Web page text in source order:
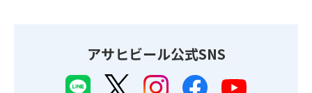
アサヒビール公式SNS